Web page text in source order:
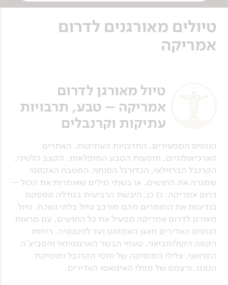
טיולים מאורגנים לדרום
אמריקה
טיול מאורגן לדרום
אמריקה – טבע, תרבויות
עתיקות וקרנבלים
הנופים המסעירים, התרבויות העתיקות, האתרים
הארכיאולוגיים, תופעות הטבע המופלאות, הקצב הלטיני,
הקרנבל הברזילאי, הכדורגל הסוחף, המטבח האקזוטי
שמגרה את החושים, או בשתי מילים שאומרות את הכול –
דרום אמריקה. כן כן, היבשת הרביעית בגודלה מספקת
בנדיבות את החומרים מהם מורכב טיול בלתי נשכח. טיול
מאורגן לדרום אמריקה מפעיל את כל החושים, עם מראות
הנופים האדירים מאגן האמזונס ועד לפטגוניה, ריחות
הקפה הקולומביאני, טעמי הבשר הארגנטינאי והסביצ'ה
הפרואני, צלילי המוסיקה של תופי הקרנבל ומוסיקת
הטנגו, ורעמם של מפלי האיגואסו האדירים.